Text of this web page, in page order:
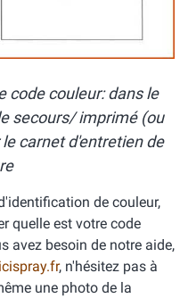
code couleur: dans le
secours/ imprimé (ou
carnet d'entretien de
de couleur,
quelle est votre code
avez besoin de notre aide,
, n'hésitez pas à
une photo de la